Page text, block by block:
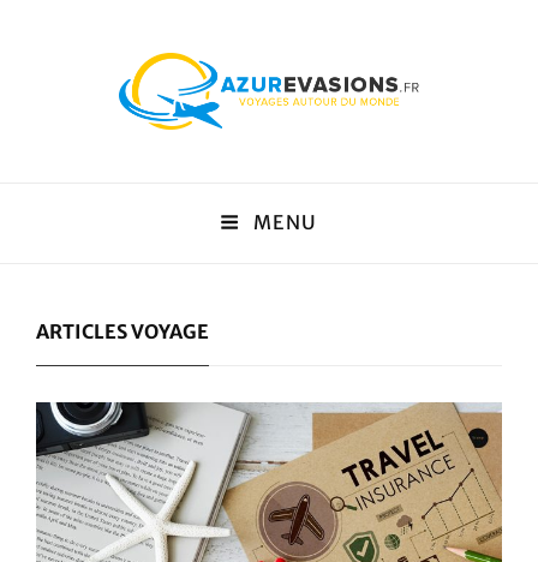
BLOG CONSEILS VOYAGESMENU
ARTICLES VOYAGE